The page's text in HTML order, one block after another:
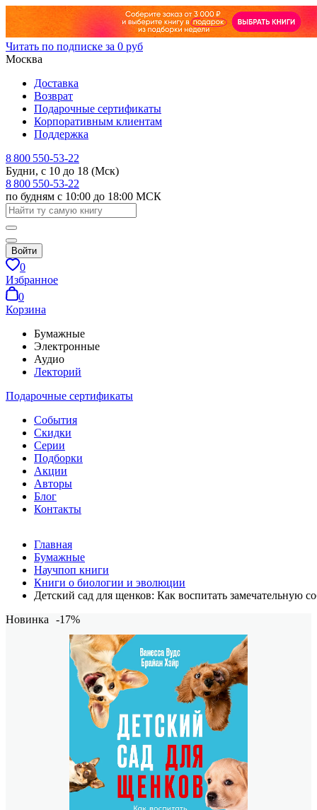
Читать по подписке за 0 руб
Москва
Доставка
Возврат
Подарочные сертификаты
Корпоративным клиентам
Поддержка
8 800 550-53-22
Будни, с 10 до 18 (Мск)
8 800 550-53-22
по будням с 10:00 до 18:00 МСК
Войти
0
Избранное
0
Корзина
Бумажные
Электронные
Аудио
Лекторий
Подарочные сертификаты
События
Скидки
Серии
Подборки
Акции
Авторы
Блог
Контакты
Главная
Бумажные
Научпоп книги
Книги о биологии и эволюции
Детский сад для щенков: Как воспитать замечательную
Новинка
-17%